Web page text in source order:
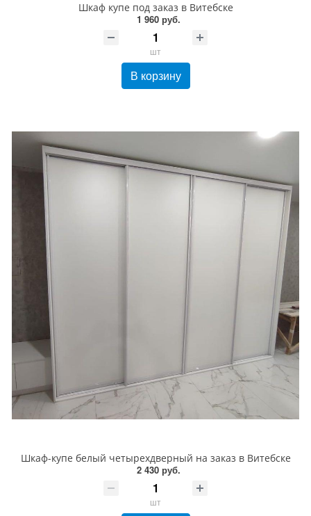
Шкаф купе под заказ в Витебске
1 960 руб.
шт
В корзину
Шкаф-купе белый четырехдверный на заказ в Витебске
2 430 руб.
шт